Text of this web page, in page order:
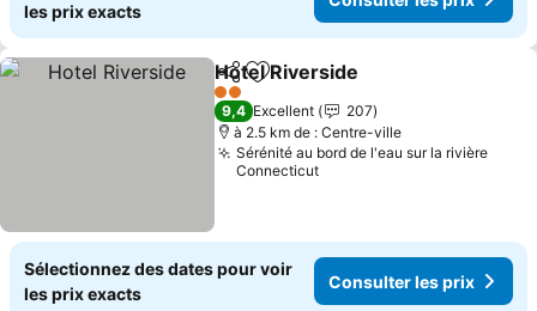
les prix exacts
PartagerAjouter à mes favoris
Hotel Riverside
2 Étoiles
9,4 Excellent
207
à 2.5 km de : Centre-ville
Sérénité au bord de l'eau sur la rivière
Connecticut
Sélectionnez des dates pour voir
les prix exacts
Consulter les prix